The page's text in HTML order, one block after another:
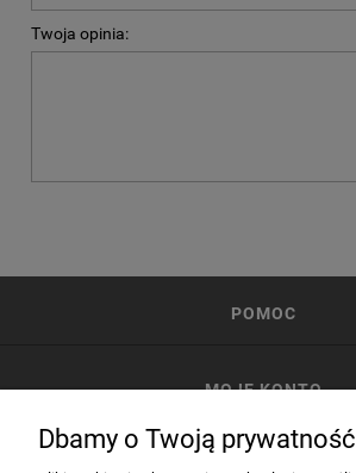
Twoja opinia:
POMOC
MOJE KONTO
Dbamy o Twoją prywatność